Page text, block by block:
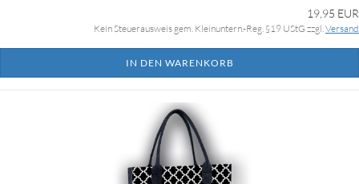
19,95 EUR
Kein Steuerausweis gem. Kleinuntern.-Reg. §19 UStG zzgl.Versand
IN DEN WARENKORB